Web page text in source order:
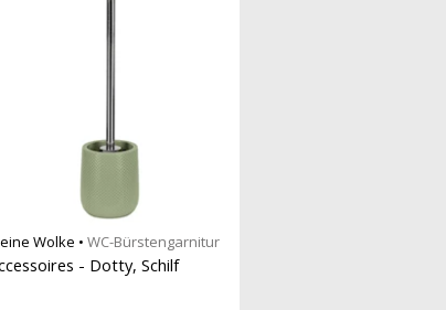
Wolke •WC-Bürstengarnitur
- Dotty, Schilf